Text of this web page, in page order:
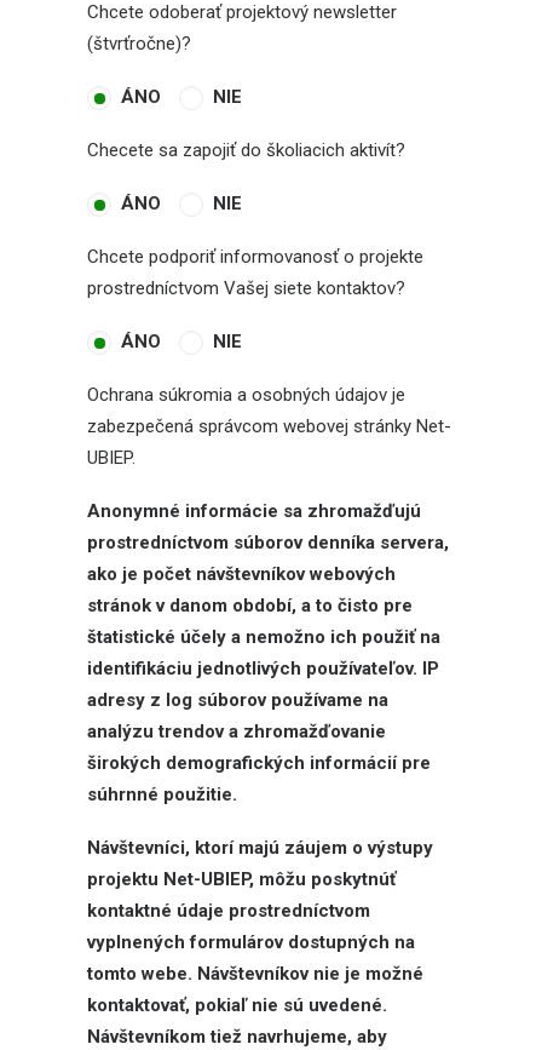
Chcete odoberať projektový newsletter
(štvrťročne)?
ÁNO NIE
Checete sa zapojiť do školiacich aktivít?
ÁNO NIE
Chcete podporiť informovanosť o projekte
prostredníctvom Vašej siete kontaktov?
ÁNO NIE
Ochrana súkromia a osobných údajov je
zabezpečená správcom webovej stránky Net-
UBIEP.
Anonymné informácie sa zhromažďujú
prostredníctvom súborov denníka servera,
ako je počet návštevníkov webových
stránok v danom období, a to čisto pre
štatistické účely a nemožno ich použiť na
identifikáciu jednotlivých používateľov. IP
adresy z log súborov používame na
analýzu trendov a zhromažďovanie
širokých demografických informácií pre
súhrnné použitie.
Návštevníci, ktorí majú záujem o výstupy
projektu Net-UBIEP, môžu poskytnúť
kontaktné údaje prostredníctvom
vyplnených formulárov dostupných na
tomto webe. Návštevníkov nie je možné
kontaktovať, pokiaľ nie sú uvedené.
Návštevníkom tiež navrhujeme, aby